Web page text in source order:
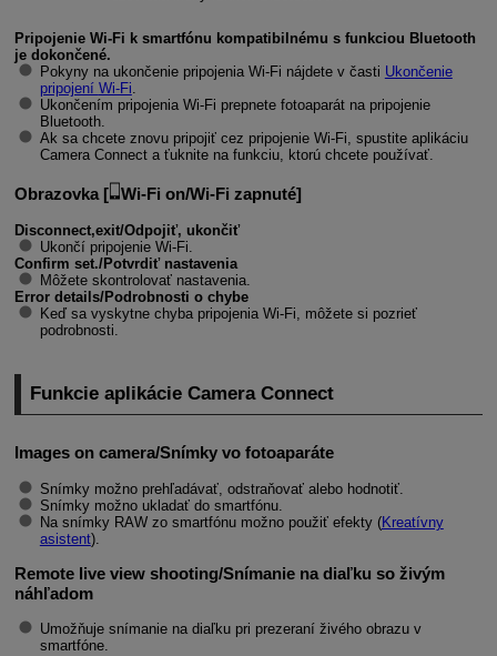
Pripojenie Wi-Fi k smartfónu kompatibilnému s funkciou Bluetooth
je dokončené.
Pokyny na ukončenie pripojenia Wi-Fi nájdete v časti Ukončenie
pripojení Wi-Fi.
Ukončením pripojenia Wi-Fi prepnete fotoaparát na pripojenie
Bluetooth.
Ak sa chcete znovu pripojiť cez pripojenie Wi-Fi, spustite aplikáciu
Camera Connect a ťuknite na funkciu, ktorú chcete používať.
Obrazovka [ Wi-Fi on/Wi-Fi zapnuté]
Disconnect,exit/Odpojiť, ukončiť
Ukončí pripojenie Wi-Fi
Confirm set./Potvrdiť nastavenia
Môžete skontrolovať nastavenia.
Error details/Podrobnosti o chybe
Keď sa vyskytne chyba pripojenia Wi-Fi , môžete si pozrieť
podrobnosti.
Funkcie aplikácie Camera Connect
Images on camera/Snímky vo fotoaparáte
Snímky možno prehľadávať, odstraňovať alebo hodnotiť.
Snímky možno ukladať do smartfónu.
Na snímky RAW zo smartfónu možno použiť efekty (Kreatívny
asistent).
Remote live view shooting/Snímanie na diaľku so živým
náhľadom
Umožňuje snímanie na diaľku pri prezeraní živého obrazu v
smartfóne.